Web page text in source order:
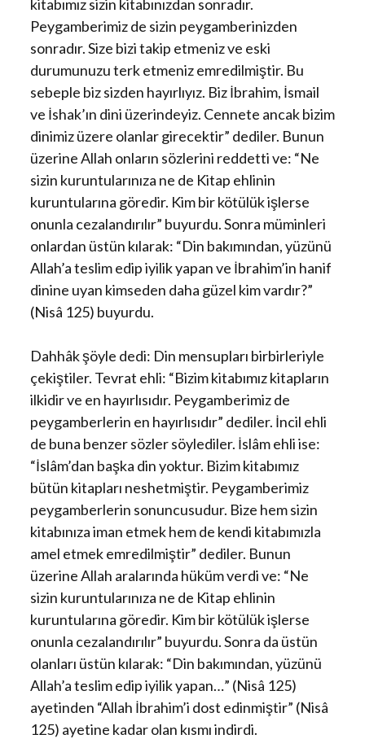
kitabımız sizin kitabınızdan sonradır.
Peygamberimiz de sizin peygamberinizden
sonradır. Size bizi takip etmeniz ve eski
durumunuzu terk etmeniz emredilmiştir. Bu
sebeple biz sizden hayırlıyız. Biz İbrahim, İsmail
ve İshak’ın dini üzerindeyiz. Cennete ancak bizim
dinimiz üzere olanlar girecektir” dediler. Bunun
üzerine Allah onların sözlerini reddetti ve: “Ne
sizin kuruntularınıza ne de Kitap ehlinin
kuruntularına göredir. Kim bir kötülük işlerse
onunla cezalandırılır” buyurdu. Sonra müminleri
onlardan üstün kılarak: “Din bakımından, yüzünü
Allah’a teslim edip iyilik yapan ve İbrahim’in hanif
dinine uyan kimseden daha güzel kim vardır?”
(Nisâ 125) buyurdu.
Dahhâk şöyle dedi: Din mensupları birbirleriyle
çekiştiler. Tevrat ehli: “Bizim kitabımız kitapların
ilkidir ve en hayırlısıdır. Peygamberimiz de
peygamberlerin en hayırlısıdır” dediler. İncil ehli
de buna benzer sözler söylediler. İslâm ehli ise:
“İslâm’dan başka din yoktur. Bizim kitabımız
bütün kitapları neshetmiştir. Peygamberimiz
peygamberlerin sonuncusudur. Bize hem sizin
kitabınıza iman etmek hem de kendi kitabımızla
amel etmek emredilmiştir” dediler. Bunun
üzerine Allah aralarında hüküm verdi ve: “Ne
sizin kuruntularınıza ne de Kitap ehlinin
kuruntularına göredir. Kim bir kötülük işlerse
onunla cezalandırılır” buyurdu. Sonra da üstün
olanları üstün kılarak: “Din bakımından, yüzünü
Allah’a teslim edip iyilik yapan…” (Nisâ 125)
ayetinden “Allah İbrahim’i dost edinmiştir” (Nisâ
125) ayetine kadar olan kısmı indirdi.